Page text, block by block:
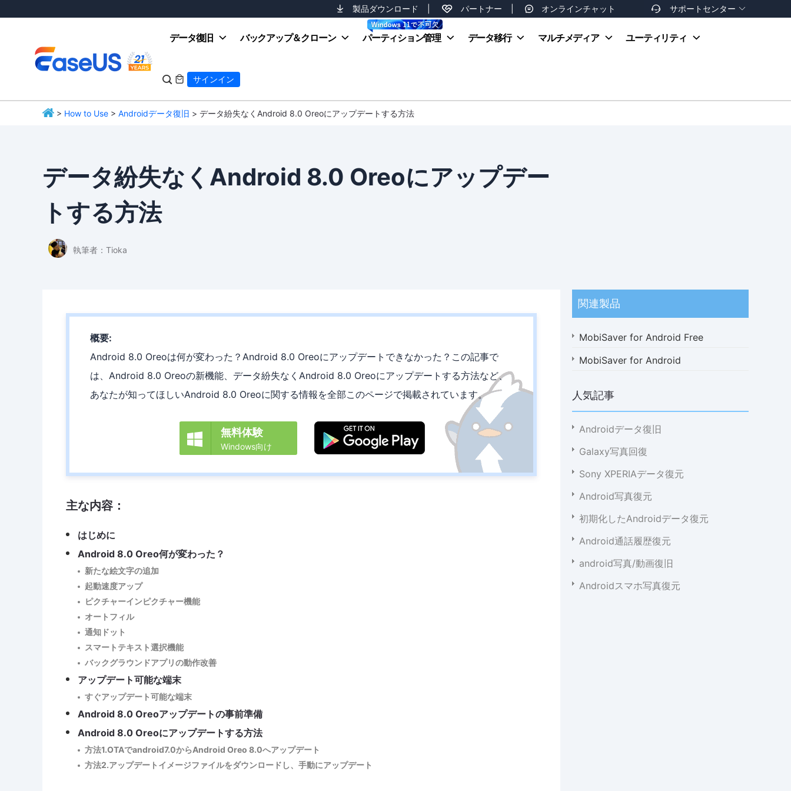
製品ダウンロード パートナー オンラインチャット  サポートセンター 
お支払い方法
データ復旧 バックアップ＆クローン パーティション管理 データ移行 マルチメディア ユーティリティ
  サインイン
> How to Use > Androidデータ復旧 > データ紛失なくAndroid 8.0 Oreoにアップデートする方法
データ紛失なくAndroid 8.0 Oreoにアップデー
トする方法
執筆者： Tioka
概要:
Android 8.0 Oreoは何が変わった？Android 8.0 Oreoにアップデートできなかった？この記事で
は、Android 8.0 Oreoの新機能、データ紛失なくAndroid 8.0 Oreoにアップデートする方法など、
あなたが知ってほしいAndroid 8.0 Oreoに関する情報を全部このページで掲載されています。
 無料体験
Windows向け
主な内容：
はじめに
Android 8.0 Oreo何が変わった？
新たな絵文字の追加
起動速度アップ
ピクチャーインピクチャー機能
オートフィル
通知ドット
スマートテキスト選択機能
バックグラウンドアプリの動作改善
アップデート可能な端末
すぐアップデート可能な端末
Android 8.0 Oreoアップデートの事前準備
Android 8.0 Oreoにアップデートする方法
方法1.OTAでandroid7.0からAndroid Oreo 8.0へアップデート
方法2.アップデートイメージファイルをダウンロードし、手動にアップデート
関連製品
MobiSaver for Android Free
MobiSaver for Android
人気記事
Androidデータ復旧
Galaxy写真回復
Sony XPERIAデータ復元
Android写真復元
初期化したAndroidデータ復元
Android通話履歴復元
android写真/動画復旧
Androidスマホ写真復元